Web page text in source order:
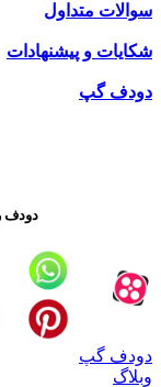
سوالات متداول
شکایات و پیشنهادات
دودف گپ
دودف
دودف گپ
وبلاگ